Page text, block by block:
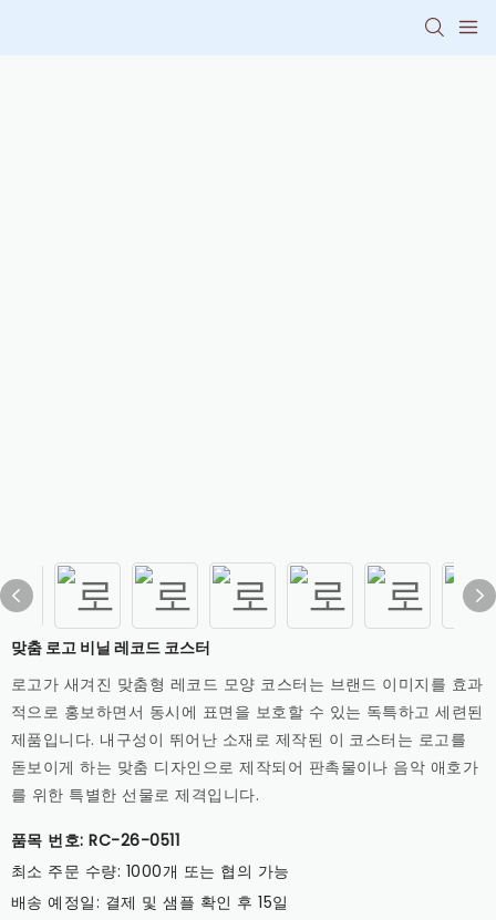
맞춤 로고 비닐 레코드 코스터
로고가 새겨진 맞춤형 레코드 모양 코스터는 브랜드 이미지를 효과
적으로 홍보하면서 동시에 표면을 보호할 수 있는 독특하고 세련된
제품입니다. 내구성이 뛰어난 소재로 제작된 이 코스터는 로고를
돋보이게 하는 맞춤 디자인으로 제작되어 판촉물이나 음악 애호가
를 위한 특별한 선물로 제격입니다.
품목 번호: RC-26-0511
최소 주문 수량: 1000개 또는 협의 가능
배송 예정일: 결제 및 샘플 확인 후 15일